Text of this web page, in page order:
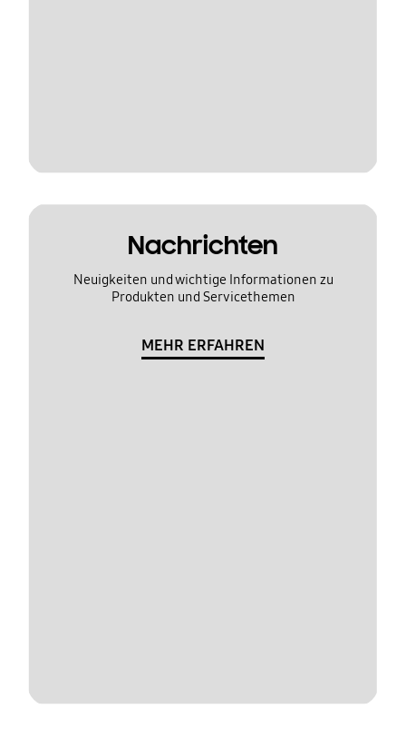
Nachrichten
Neuigkeiten und wichtige Informationen zu
Produkten und Servicethemen
MEHR ERFAHREN